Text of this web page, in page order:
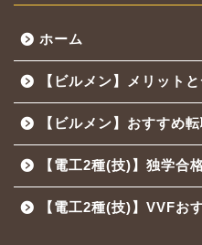
ホーム
【ビルメン】メリット
【ビルメン】おすすめ
【電工2種(技)】独学合
【電工2種(技)】VVFお